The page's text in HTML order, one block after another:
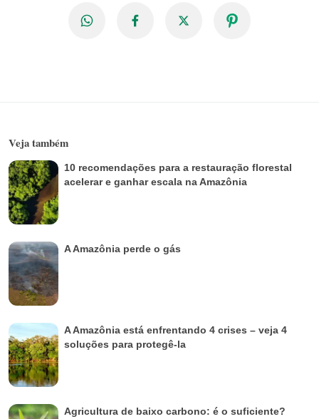
Veja também
10 recomendações para a restauração florestal
acelerar e ganhar escala na Amazônia
A Amazônia perde o gás
A Amazônia está enfrentando 4 crises – veja 4
soluções para protegê-la
Agricultura de baixo carbono: é o suficiente?